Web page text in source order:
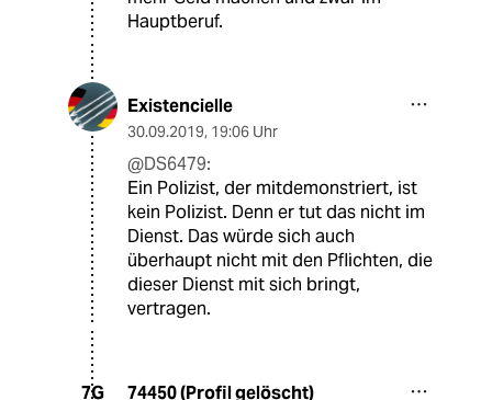
Hauptberuf.
Existencielle
30.09.2019, 19:06 Uhr
@DS6479:
Ein Polizist, der mitdemonstriert, ist
kein Polizist. Denn er tut das nicht im
Dienst. Das würde sich auch
überhaupt nicht mit den Pflichten, die
dieser Dienst mit sich bringt,
vertragen.
7G 74450 (Profil gelöscht)